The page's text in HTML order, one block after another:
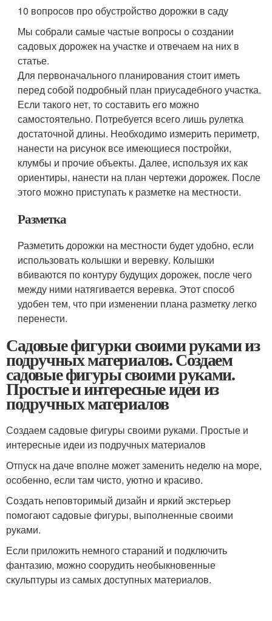
10 вопросов про обустройство дорожки в саду
Мы собрали самые частые вопросы о создании
садовых дорожек на участке и отвечаем на них в
статье.
Для первоначального планирования стоит иметь
перед собой подробный план приусадебного участка.
Если такого нет, то составить его можно
самостоятельно. Потребуется всего лишь рулетка
достаточной длины. Необходимо измерить периметр,
нанести на рисунок все имеющиеся постройки,
клумбы и прочие объекты. Далее, используя их как
ориентиры, нанести на план чертежи дорожек. После
этого можно приступать к разметке на местности.
Разметка
Разметить дорожки на местности будет удобно, если
использовать колышки и веревку. Колышки
вбиваются по контуру будущих дорожек, после чего
между ними натягивается веревка. Этот способ
удобен тем, что при изменении плана разметку легко
перенести.
Садовые фигурки своими руками из
подручных материалов. Создаем
садовые фигуры своими руками.
Простые и интересные идеи из
подручных материалов
Создаем садовые фигуры своими руками. Простые и
интересные идеи из подручных материалов
Отпуск на даче вполне может заменить неделю на море,
особенно, если там чисто, уютно и красиво.
Создать неповторимый дизайн и яркий экстерьер
помогают садовые фигуры, выполненные своими
руками.
Если приложить немного стараний и подключить
фантазию, можно соорудить необыкновенные
скульптуры из самых доступных материалов.